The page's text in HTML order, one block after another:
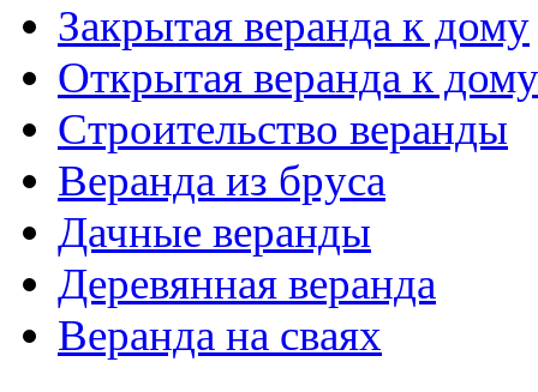
Закрытая веранда к дому
Открытая веранда к дому
Строительство веранды
Веранда из бруса
Дачные веранды
Деревянная веранда
Веранда на сваях